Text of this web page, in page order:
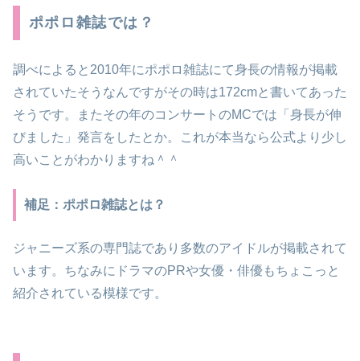
ポポロ雑誌では？
調べによると2010年にポポロ雑誌にて身長の情報が掲載
されていたそうなんですがその時は172cmと書いてあった
そうです。
またその年のコンサートのMCでは「身長が伸
びました」 発言をしたとか。これが本当なら公式より少し
高いことがわかりますね＾＾
補足：ポポロ雑誌とは？
ジャニーズ系の専門誌であり多数のアイドルが掲載されて
います。ちなみにドラマのPRや女優・俳優もちょこっと
紹介されている模様です。